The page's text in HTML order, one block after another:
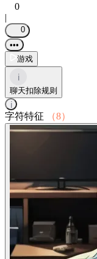
0
|
0
•••
游戏
i
聊天扣除规则
i
字符特征
（8）